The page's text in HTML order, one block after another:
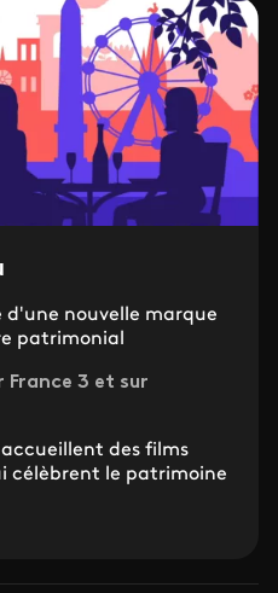
d'une nouvelle marque
patrimonial
France 3 et sur
accueillent des films
célèbrent le patrimoine